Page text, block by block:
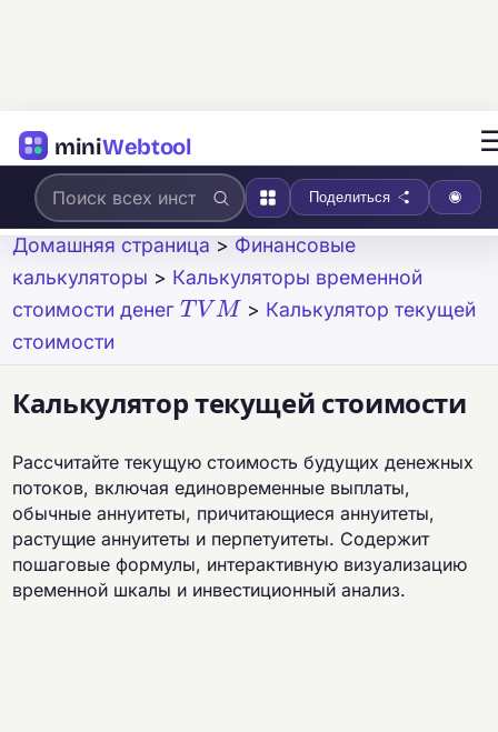
miniWebtool
Поделиться
Домашняя страница > Финансовые
калькуляторы > Калькуляторы временной
стоимости денег
TVM
> Калькулятор текущей
стоимости
Калькулятор текущей стоимости
Рассчитайте текущую стоимость будущих денежных
потоков, включая единовременные выплаты,
обычные аннуитеты, причитающиеся аннуитеты,
растущие аннуитеты и перпетуитеты. Содержит
пошаговые формулы, интерактивную визуализацию
временной шкалы и инвестиционный анализ.